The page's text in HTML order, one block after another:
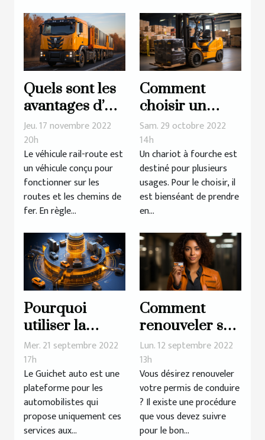
Quels sont les
avantages d’un
véhicule rail-
route ?
Jeu. 17 novembre 2022
20h
Le véhicule rail-route est
un véhicule conçu pour
fonctionner sur les
routes et les chemins de
fer. En règle...
Comment
choisir un
chariot à
fourche ?
Sam. 29 octobre 2022
14h
Un chariot à fourche est
destiné pour plusieurs
usages. Pour le choisir, il
est bienséant de prendre
en...
Pourquoi
utiliser la
plateforme
guichet auto ?
Mer. 21 septembre 2022
17h
Le Guichet auto est une
plateforme pour les
automobilistes qui
propose uniquement ces
services aux...
Comment
renouveler son
permis de
conduire ?
Lun. 12 septembre 2022
13h
Vous désirez renouveler
votre permis de conduire
? Il existe une procédure
que vous devez suivre
pour le bon...